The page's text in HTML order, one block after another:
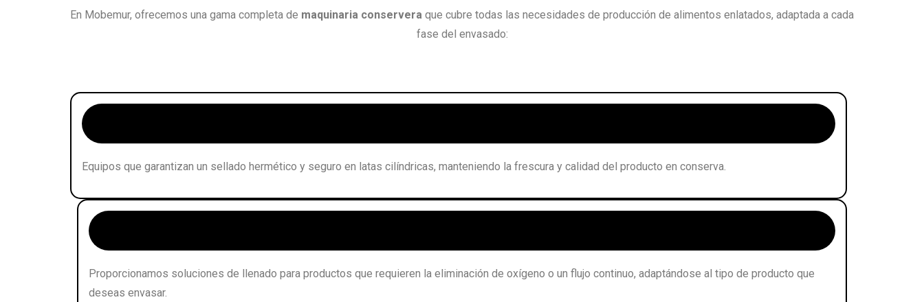
En Mobemur, ofrecemos una gama completa de maquinaria conservera que cubre todas las necesidades de producción de alimentos enlatados, adaptada a cada
fase del envasado:
Equipos que garantizan un sellado hermético y seguro en latas cilíndricas, manteniendo la frescura y calidad del producto en conserva.
Proporcionamos soluciones de llenado para productos que requieren la eliminación de oxígeno o un flujo continuo, adaptándose al tipo de producto que
deseas envasar.